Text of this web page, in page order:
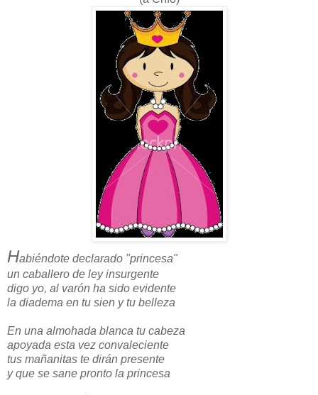
Habiéndote declarado "princesa"
un caballero de ley insurgente
digo yo, al varón ha sido evidente
la diadema en tu sien y tu belleza
En una almohada blanca tu cabeza
apoyada esta vez convaleciente
tus mañanitas te dirán presente
y que se sane pronto la princesa